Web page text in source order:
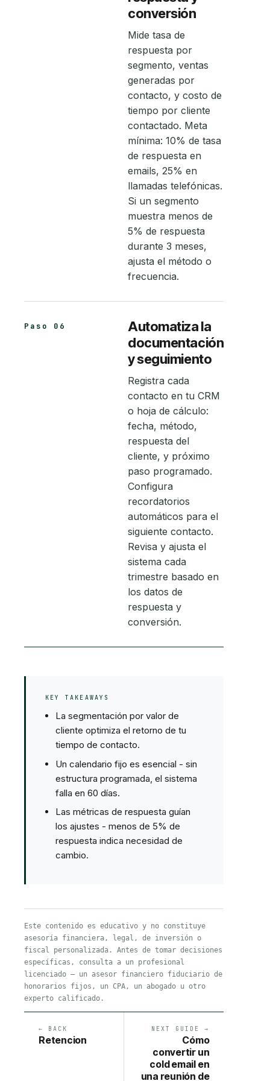
conversión
Mide tasa de
respuesta por
segmento, ventas
generadas por
contacto, y costo de
tiempo por cliente
contactado. Meta
mínima: 10% de tasa
de respuesta en
emails, 25% en
llamadas telefónicas.
Si un segmento
muestra menos de
5% de respuesta
durante 3 meses,
ajusta el método o
frecuencia.
Paso 06
Automatiza la
documentación
y seguimiento
Registra cada
contacto en tu CRM
o hoja de cálculo:
fecha, método,
respuesta del
cliente, y próximo
paso programado.
Configura
recordatorios
automáticos para el
siguiente contacto.
Revisa y ajusta el
sistema cada
trimestre basado en
los datos de
respuesta y
conversión.
KEY TAKEAWAYS
La segmentación por valor de
cliente optimiza el retorno de tu
tiempo de contacto.
Un calendario fijo es esencial - sin
estructura programada, el sistema
falla en 60 días.
Las métricas de respuesta guían
los ajustes - menos de 5% de
respuesta indica necesidad de
cambio.
Este contenido es educativo y no constituye
asesoría financiera, legal, de inversión o
fiscal personalizada. Antes de tomar decisiones
específicas, consulta a un profesional
licenciado — un asesor financiero fiduciario de
honorarios fijos, un CPA, un abogado u otro
experto calificado.
← BACK
Retencion
NEXT GUIDE →
Cómo
convertir un
cold email en
una reunión de